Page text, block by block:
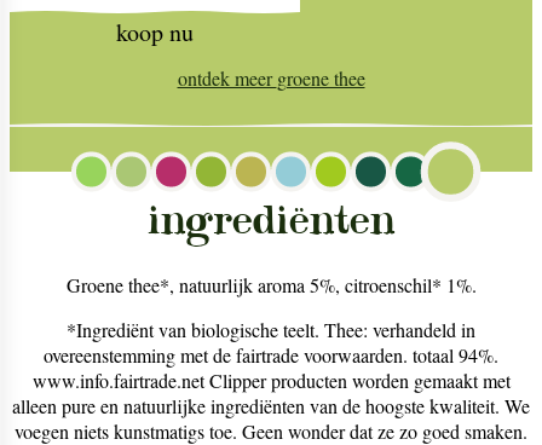
koop nu
ontdek meergroene thee
ingrediënten
Groene thee*, natuurlijk aroma 5%, citroenschil* 1%.
*Ingrediënt van biologische teelt. Thee: verhandeld in
overeenstemming met de fairtrade voorwaarden. totaal 94%.
www.info.fairtrade.net Clipper producten worden gemaakt met
alleen pure en natuurlijke ingrediënten van de hoogste kwaliteit. We
voegen niets kunstmatigs toe. Geen wonder dat ze zo goed smaken.